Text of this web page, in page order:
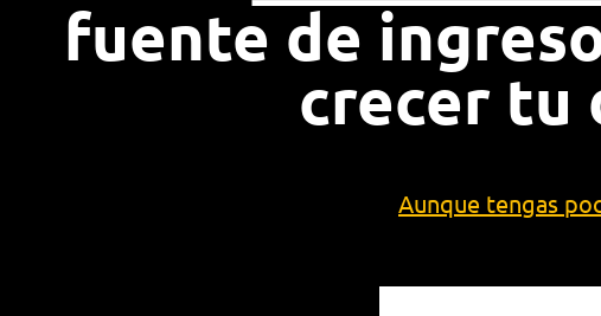
fuente de
crecer tu
Aunque tengas